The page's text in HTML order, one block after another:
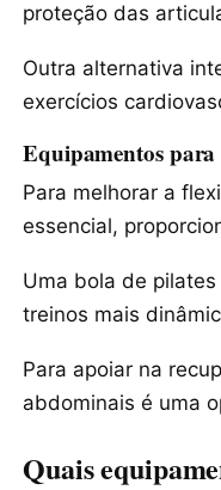
proteção das
Outra alternativa
exercícios
Equipamentos
Para melhorar a
essencial,
Uma bola de
treinos mais
Para apoiar na
abdominais é uma
Quais